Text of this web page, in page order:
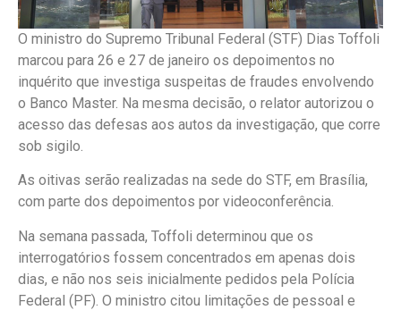
O ministro do Supremo Tribunal Federal (STF) Dias Toffoli
marcou para 26 e 27 de janeiro os depoimentos no
inquérito que investiga suspeitas de fraudes envolvendo
o Banco Master. Na mesma decisão, o relator autorizou o
acesso das defesas aos autos da investigação, que corre
sob sigilo.
As oitivas serão realizadas na sede do STF, em Brasília,
com parte dos depoimentos por videoconferência.
Na semana passada, Toffoli determinou que os
interrogatórios fossem concentrados em apenas dois
dias, e não nos seis inicialmente pedidos pela Polícia
Federal (PF). O ministro citou limitações de pessoal e